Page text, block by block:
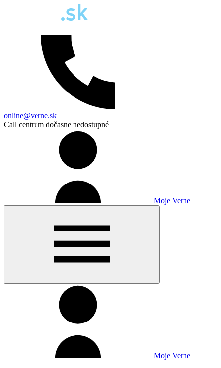
online@verne.sk
Call centrum dočasne nedostupné
Moje Verne
Moje Verne